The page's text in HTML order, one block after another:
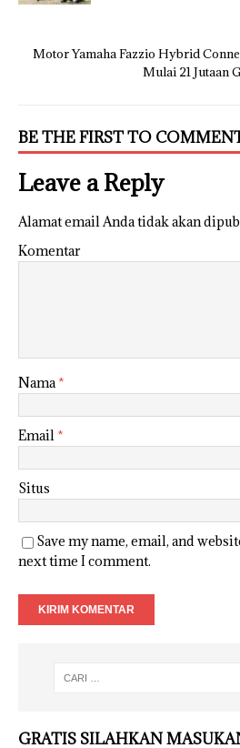
Motor Yamaha Fazzio Hybrid
Mulai 21 Jutaan
BE THE FIRST TO
Leave a Reply
Alamat email Anda tidak akan
Komentar
Nama*
Email *
Situs
Save my name, email, and
next time I comment.
GRATIS SILAHKAN